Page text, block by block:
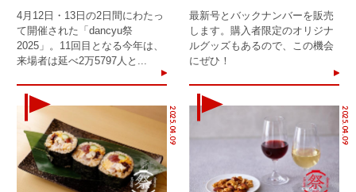
4月12日・13日の2日間にわたっ
て開催された「dancyu祭
2025」。11回目となる今年は、
来場者は延べ2万5797人と...
最新号とバックナンバーを販売
します。購入者限定のオリジナ
ルグッズもあるので、この機会
にぜひ！
2025.04.09 2025.04.09